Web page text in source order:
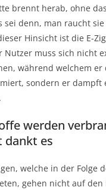
brennt herab, ohne
sei denn, man raucht
Hinsicht ist die E-
Nutzer muss sich nicht
während welchem er
sondern er dampft
werden
dankt es
welche in der Folge
gehen nicht auf den